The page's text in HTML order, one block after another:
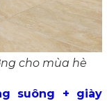
cho mùa hè
suông + giày